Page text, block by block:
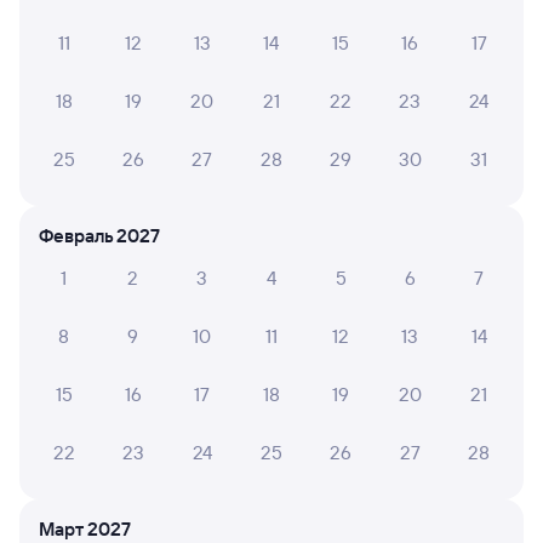
доброжелательный
10 ЕЛЕНА Г.
поэтому эта поездка меня очень приятно удивила,
сразу захотелось ехать подольше. Проводники
белоснежное, кондиционер работал идеально, туал...
10
31 июля 2026 • Поезд 002Э «Россия»
11 12 13 14 15 16 17
18 19 20 21 22 23 24
25 26 27 28 29 30 31
Февраль 2027
1
2 3 4 5 6 7
8 9 10 11 12 13 14
15 16 17 18 19 20 21
22 23 24 25 26 27 28
Март 2027